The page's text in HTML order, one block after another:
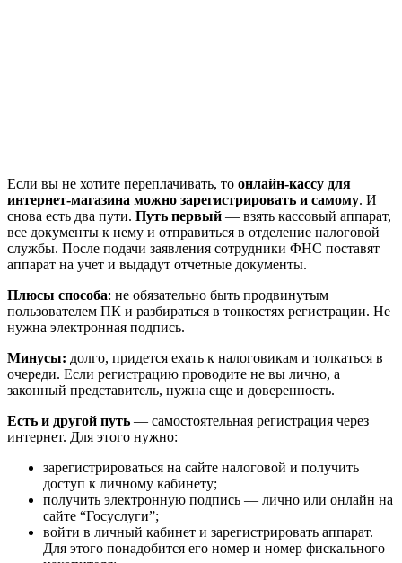
Если вы не хотите переплачивать, то онлайн-кассу для
интернет-магазина можно зарегистрировать и самому. И
снова есть два пути. Путь первый — взять кассовый аппарат,
все документы к нему и отправиться в отделение налоговой
службы. После подачи заявления сотрудники ФНС поставят
аппарат на учет и выдадут отчетные документы.
Плюсы способа: не обязательно быть продвинутым
пользователем ПК и разбираться в тонкостях регистрации. Не
нужна электронная подпись.
Минусы: долго, придется ехать к налоговикам и толкаться в
очереди. Если регистрацию проводите не вы лично, а
законный представитель, нужна еще и доверенность.
Есть и другой путь — самостоятельная регистрация через
интернет. Для этого нужно:
зарегистрироваться на сайте налоговой и получить
доступ к личному кабинету;
получить электронную подпись — лично или онлайн на
сайте “Госуслуги”;
войти в личный кабинет и зарегистрировать аппарат.
Для этого понадобится его номер и номер фискального